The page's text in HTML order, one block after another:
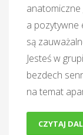
a pozytywne
są
Jesteś w
bezdech
na temat
CZYTAJ